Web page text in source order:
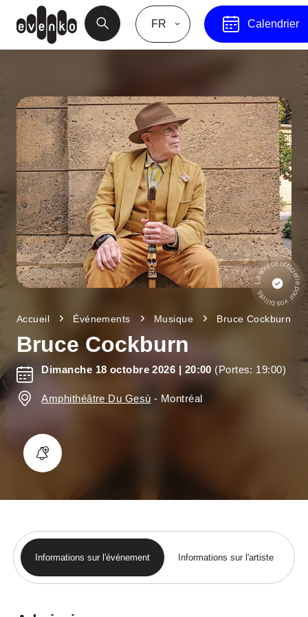
FR Calendrier
Accueil Événements Musique Bruce Cockburn
Bruce Cockburn
Dimanche 18 octobre 2026 | 20:00 (Portes: 19:00)
Amphithéâtre Du Gesù - Montréal
Informations sur l'événement Informations sur l'artiste